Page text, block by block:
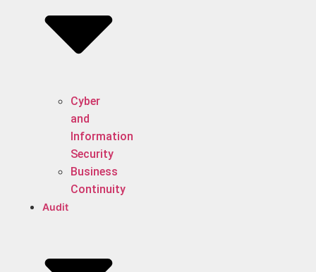
Cyber
and
Information
Security
Business
Continuity
Audit